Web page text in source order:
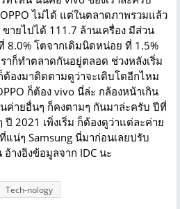
ไม่ได้ แต่ในตลาดภาพรวมแล้ว
ายไปได้ 111.7 ล้านเครื่อง มีส่วน
8.0% โตจากเดิมนิดหน่อย ที่ 1.5%
าก็ทำตลาดกันอยู่ตลอด ช่วงหลังเริ่ม
ต้องมาติดตามดูว่าจะเติบโตอีกไหม
ก็ต้อง vivo นี่ล่ะ กล้องหน้าเกิน
นค่ายอื่นๆ ก็คงตามๆ กันมาล่ะครับ ปีที่
2021 เพิ่งเริ่ม ก็ต้องดูว่าแต่ละค่าย
น่ๆ Samsung นี่มาก่อนเลยปรับ
อ้างอิงข้อมูลจาก IDC นะ
Tech-nology